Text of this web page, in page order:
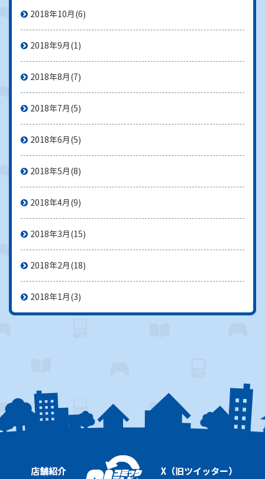
2018年10月 (6)
2018年9月 (1)
2018年8月 (7)
2018年7月 (5)
2018年6月 (5)
2018年5月 (8)
2018年4月 (9)
2018年3月 (15)
2018年2月 (18)
2018年1月 (3)
店舗紹介 X（旧ツイッター）